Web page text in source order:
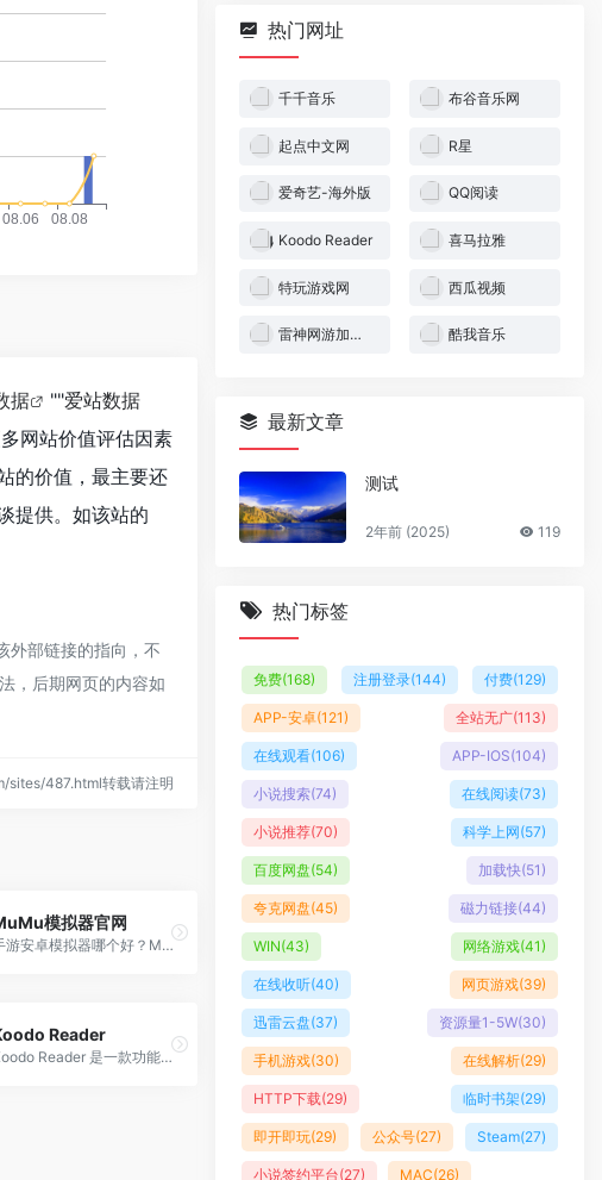
据 ""爱站数据
网站价值评估因素
的价值，最主要还
提供。如该站的
外部链接的指向，不
，后期网页的内容如
sites/487.html转载请注明
模拟器官网
手游安卓模拟器哪个好？MuMu模拟器搭载行业领先的安卓12操作系统，兼容更多游戏及应用的同时，运行稳定流畅！完美运行热门手游如《明日方舟》、《梦幻西游》、《阴阳师》、《光遇》等，凭借最高240帧及电影级画质表现，在众多模拟器中脱颖而出。轻量化的产品界面速度更快、稳定性更高、资源占用低，玩游戏流畅不卡顿。多开、同步操作、操作录制、智能键鼠、录屏、虚拟定位等功能满足你不同的游戏需求，让你享受到电脑玩手游的快乐！
Reader
Koodo Reader 是一款功能强大的电子书阅读器，旨在提供简单易用的阅读体验。
热门网址
千千音乐 布谷音乐网
起点中文网 R星
爱奇艺-海外版 QQ阅读
Koodo Reader 喜马拉雅
特玩游戏网 西瓜视频
雷神网游加速器 酷我音乐
最新文章
测试
2年前 (2025) 119
热门标签
免费(168) 注册登录(144) 付费(129)
APP-安卓(121) 全站无广(113)
在线观看(106) APP-IOS(104)
小说搜索(74) 在线阅读(73)
小说推荐(70) 科学上网(57)
百度网盘(54) 加载快(51)
夸克网盘(45) 磁力链接(44)
WIN(43) 网络游戏(41)
在线收听(40) 网页游戏(39)
迅雷云盘(37) 资源量1-5W(30)
手机游戏(30) 在线解析(29)
HTTP下载(29) 临时书架(29)
即开即玩(29) 公众号(27) Steam(27)
小说签约平台(27) MAC(26)